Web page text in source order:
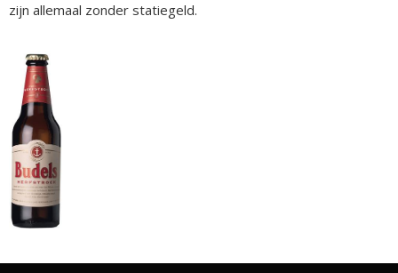
zijn allemaal zonder statiegeld.